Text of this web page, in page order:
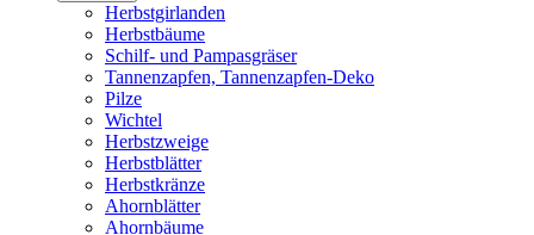
Herbstgirlanden
Herbstbäume
Schilf- und Pampasgräser
Tannenzapfen, Tannenzapfen-Deko
Pilze
Wichtel
Herbstzweige
Herbstblätter
Herbstkränze
Ahornblätter
Ahornbäume